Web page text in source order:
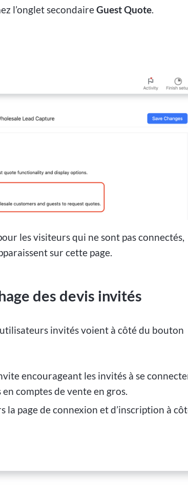
l’onglet secondaireGuest Quote.
les visiteurs qui ne sont pas connectés,
sur cette page.
des devis invités
invités voient à côté du bouton
encourageant les invités à se
comptes de vente en gros.
page de connexion et d’inscription à